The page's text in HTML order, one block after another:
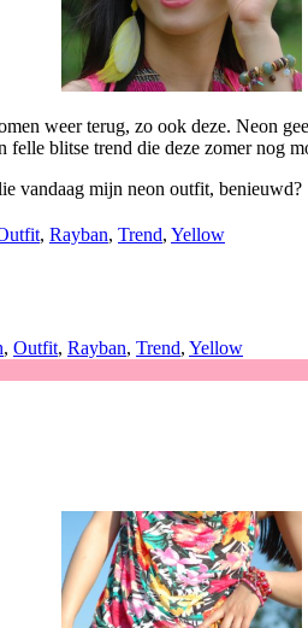
weer terug, zo ook deze. Neon
blitse trend die deze zomer nog
vandaag mijn neon outfit, benieuwd?
, Rayban, Trend, Yellow
, Outfit, Rayban, Trend, Yellow